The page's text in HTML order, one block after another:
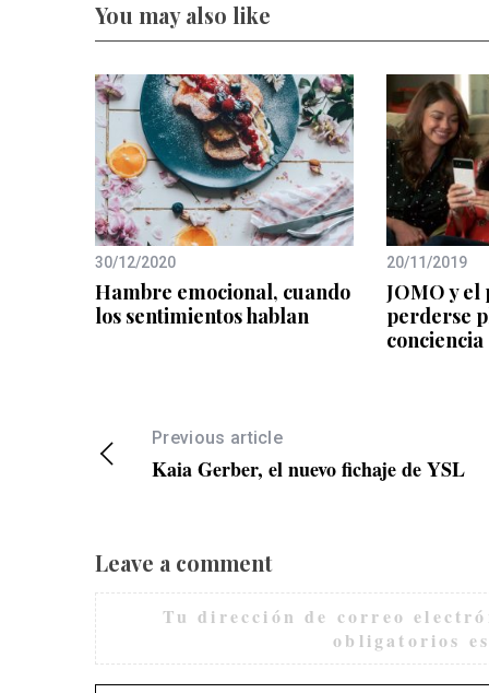
You may also like
30/12/2020
Hambre emocional, cuando
los sentimientos hablan
20/11/2019
JOMO y el
perderse
conciencia
Previous article
Kaia Gerber, el nuevo fichaje de YSL
Leave a comment
Tu dirección de correo
obligatorios